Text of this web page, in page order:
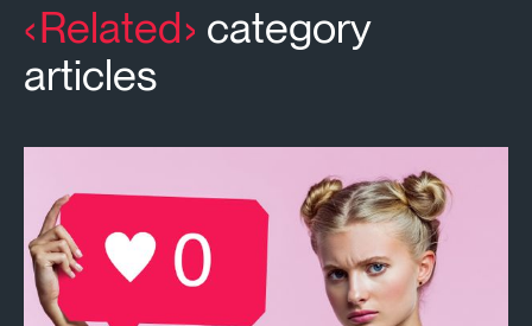
Related category
articles